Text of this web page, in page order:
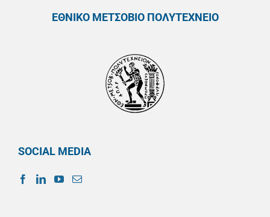
ΕΘΝΙΚΟ ΜΕΤΣΟΒΙΟ ΠΟΛΥΤΕΧΝΕΙΟ
SOCIAL MEDIA